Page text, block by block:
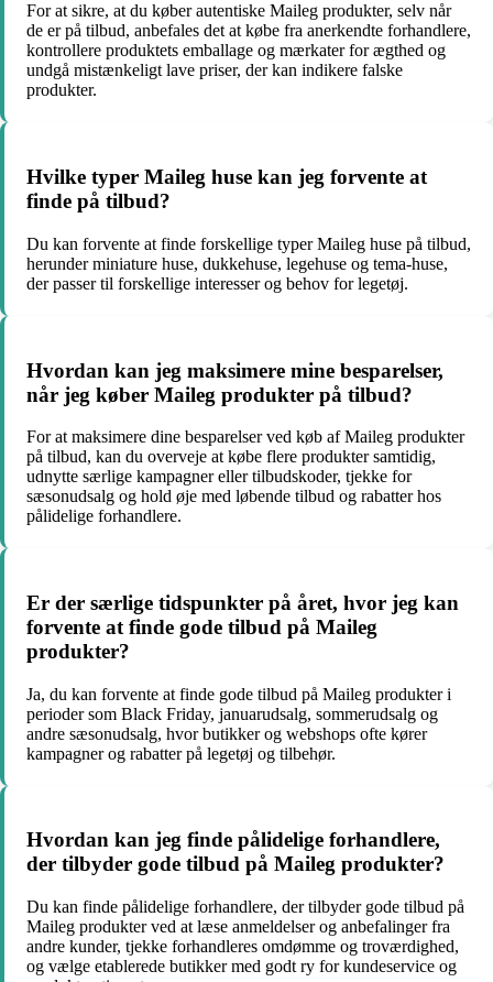
For at sikre, at du køber autentiske Maileg produkter, selv når
de er på tilbud, anbefales det at købe fra anerkendte forhandlere,
kontrollere produktets emballage og mærkater for ægthed og
undgå mistænkeligt lave priser, der kan indikere falske
produkter.
Hvilke typer Maileg huse kan jeg forvente at
finde på tilbud?
Du kan forvente at finde forskellige typer Maileg huse på tilbud,
herunder miniature huse, dukkehuse, legehuse og tema-huse,
der passer til forskellige interesser og behov for legetøj.
Hvordan kan jeg maksimere mine besparelser,
når jeg køber Maileg produkter på tilbud?
For at maksimere dine besparelser ved køb af Maileg produkter
på tilbud, kan du overveje at købe flere produkter samtidig,
udnytte særlige kampagner eller tilbudskoder, tjekke for
sæsonudsalg og hold øje med løbende tilbud og rabatter hos
pålidelige forhandlere.
Er der særlige tidspunkter på året, hvor jeg kan
forvente at finde gode tilbud på Maileg
produkter?
Ja, du kan forvente at finde gode tilbud på Maileg produkter i
perioder som Black Friday, januarudsalg, sommerudsalg og
andre sæsonudsalg, hvor butikker og webshops ofte kører
kampagner og rabatter på legetøj og tilbehør.
Hvordan kan jeg finde pålidelige forhandlere,
der tilbyder gode tilbud på Maileg produkter?
Du kan finde pålidelige forhandlere, der tilbyder gode tilbud på
Maileg produkter ved at læse anmeldelser og anbefalinger fra
andre kunder, tjekke forhandleres omdømme og troværdighed,
og vælge etablerede butikker med godt ry for kundeservice og